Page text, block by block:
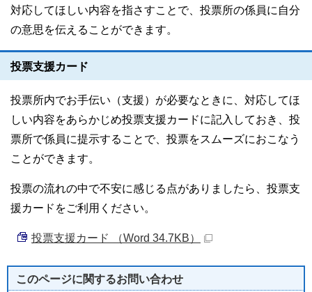
対応してほしい内容を指さすことで、投票所の係員に自分
の意思を伝えることができます。
投票支援カード
投票所内でお手伝い（支援）が必要なときに、対応してほ
しい内容をあらかじめ投票支援カードに記入しておき、投
票所で係員に提示することで、投票をスムーズにおこなう
ことができます。
投票の流れの中で不安に感じる点がありましたら、投票支
援カードをご利用ください。
投票支援カード （Word 34.7KB）
このページに関するお問い合わせ